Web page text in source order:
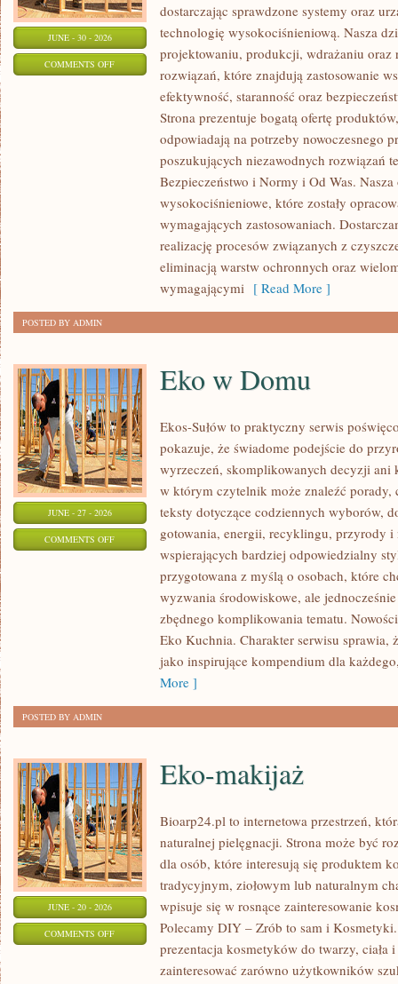
JUNE - 30 - 2026
COMMENTS OFFON
dostarczając sprawdzone systemy oraz
technologię wysokociśnieniową. Nasza
projektowaniu, produkcji, wdrażaniu oraz
rozwiązań, które znajdują zastosowanie
efektywność, staranność oraz
Strona prezentuje bogatą ofertę
odpowiadają na potrzeby nowoczesnego
poszukujących niezawodnych rozwiązań
Bezpieczeństwo i Normy i Od Was.
wysokociśnieniowe, które zostały
wymagających zastosowaniach.
realizację procesów związanych z
eliminacją warstw ochronnych oraz
wymagającymi [ Read More ]
POSTED BY ADMIN
JUNE - 27 - 2026
COMMENTS OFFON
Eko w Domu
Ekos-Sułów to praktyczny serwis
pokazuje, że świadome podejście do
wyrzeczeń, skomplikowanych decyzji ani
w którym czytelnik może znaleźć porady,
teksty dotyczące codziennych wyborów,
gotowania, energii, recyklingu, przyrody i
wspierających bardziej odpowiedzialny
przygotowana z myślą o osobach, które
wyzwania środowiskowe, ale
zbędnego komplikowania tematu.
Eko Kuchnia. Charakter serwisu sprawia,
jako inspirujące kompendium dla
More ]
POSTED BY ADMIN
JUNE - 20 - 2026
COMMENTS OFFON
Eko-makijaż
Bioarp24.pl to internetowa przestrzeń,
naturalnej pielęgnacji. Strona może być
dla osób, które interesują się produktem
tradycyjnym, ziołowym lub naturalnym
wpisuje się w rosnące zainteresowanie
Polecamy DIY – Zrób to sam i
prezentacja kosmetyków do twarzy, ciała
zainteresować zarówno użytkowników